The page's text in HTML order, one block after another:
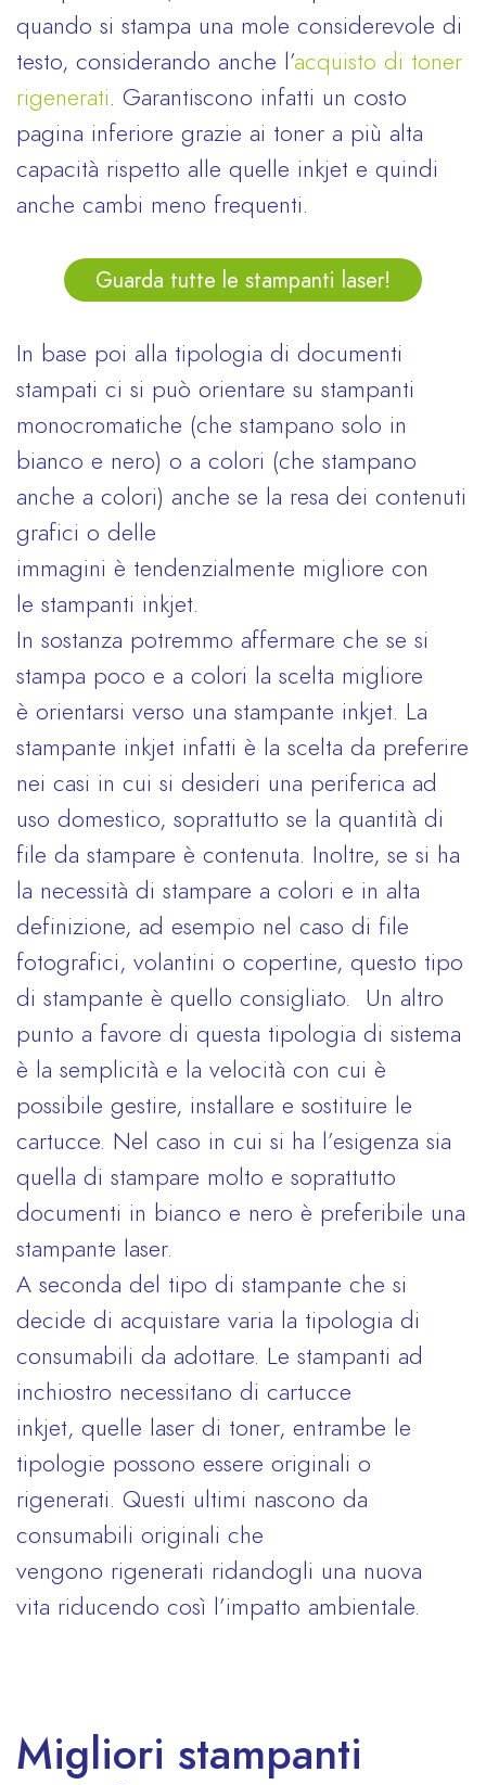
quando si stampa una mole considerevole di
testo, considerando anche l’acquisto di toner
rigenerati . Garantiscono infatti un costo
pagina inferiore grazie ai toner a più alta
capacità rispetto alle quelle inkjet e quindi
anche cambi meno frequenti.
Guarda tutte le stampanti laser!
In base poi alla tipologia di documenti
stampati ci si può orientare su stampanti
monocromatiche (che stampano solo in
bianco e nero) o a colori (che stampano
anche a colori) anche se la resa dei contenuti
grafici o delle
immagini è tendenzialmente migliore con
le stampanti inkjet.
In sostanza potremmo affermare che se si
stampa poco e a colori la scelta migliore
è orientarsi verso una stampante inkjet. La
stampante inkjet infatti è la scelta da preferire
nei casi in cui si desideri una periferica ad
uso domestico, soprattutto se la quantità di
file da stampare è contenuta. Inoltre, se si ha
la necessità di stampare a colori e in alta
definizione, ad esempio nel caso di file
fotografici, volantini o copertine, questo tipo
di stampante è quello consigliato. Un altro
punto a favore di questa tipologia di sistema
è la semplicità e la velocità con cui è
possibile gestire, installare e sostituire le
cartucce. Nel caso in cui si ha l’esigenza sia
quella di stampare molto e soprattutto
documenti in bianco e nero è preferibile una
stampante laser.
A seconda del tipo di stampante che si
decide di acquistare varia la tipologia di
consumabili da adottare. Le stampanti ad
inchiostro necessitano di cartucce
inkjet, quelle laser di toner, entrambe le
tipologie possono essere originali o
rigenerati. Questi ultimi nascono da
consumabili originali che
vengono rigenerati ridandogli una nuova
vita riducendo così l’impatto ambientale.
Migliori stampanti